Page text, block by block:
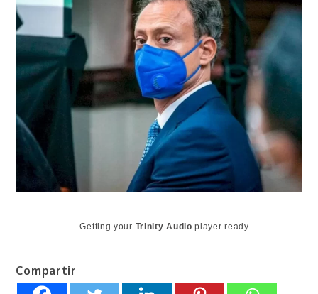
Getting your Trinity Audio player ready...
Compartir